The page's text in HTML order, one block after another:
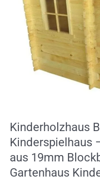
Kinderholzhaus
Kinderspielhaus
aus 19mm
Gartenhaus
Meter
19mm
Blockbohlen
Holz
inkl.
Dachpappe
und
Fußboden